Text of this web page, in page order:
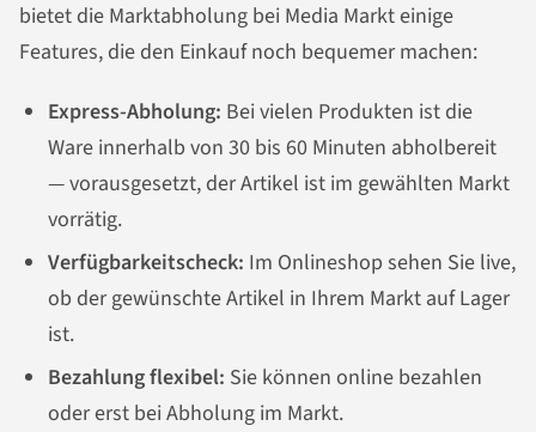
bietet die Marktabholung bei Media Markt einige
Features, die den Einkauf noch bequemer machen:
Express-Abholung: Bei vielen Produkten ist die
Ware innerhalb von 30 bis 60 Minuten abholbereit
— vorausgesetzt, der Artikel ist im gewählten Markt
vorrätig.
Verfügbarkeitscheck: Im Onlineshop sehen Sie live,
ob der gewünschte Artikel in Ihrem Markt auf Lager
ist.
Bezahlung flexibel: Sie können online bezahlen
oder erst bei Abholung im Markt.